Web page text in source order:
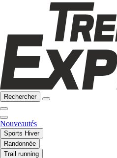
Rechercher
Nouveautés
Sports Hiver
Randonnée
Trail running